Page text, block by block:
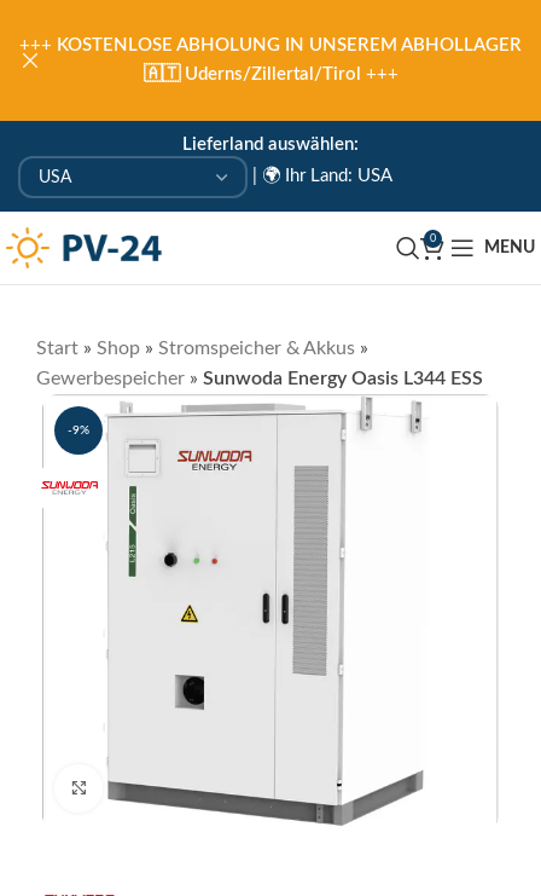
Lieferland auswählen:
🌍 Ihr Land: USA
0
MENU
Start » Shop » Stromspeicher & Akkus »
Gewerbespeicher » Sunwoda Energy Oasis L344 ESS
-9%
Click to enlarge
+++ KOSTENLOSE ABHOLUNG IN UNSEREM ABHOLLAGER
🇦🇹 Uderns/Zillertal/Tirol +++